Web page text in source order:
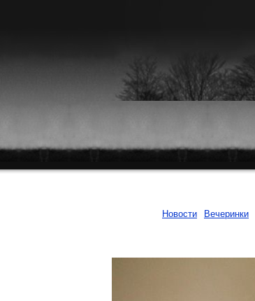
Новости Вечеринки